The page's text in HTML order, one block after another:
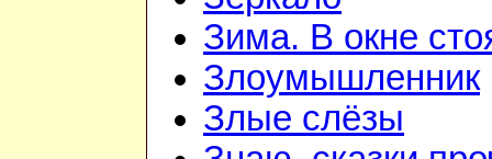
Зима. В окне
Злоумышленник
Злые слёзы